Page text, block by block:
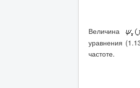
Величина
уравнения
частоте.